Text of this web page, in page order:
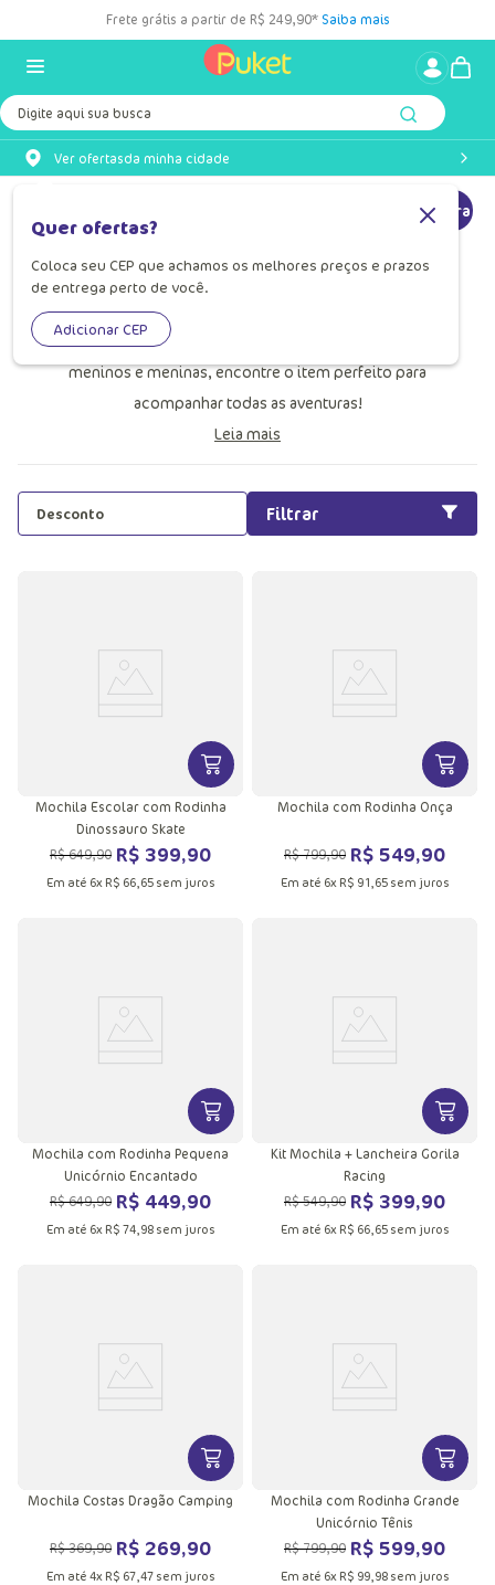
Frete grátis a partir de R$ 249,90* Saiba mais
Digite aqui sua busca
Ver ofertasda minha cidade
Quer ofertas?
Coloca seu CEP que achamos os melhores preços e prazos
de entrega perto de você.
Adicionar CEP
Lancheira
Mochila Infantil
A mochila infantil da Puket é o sucesso das crianças. Com
diversos modelos e personagens mais amados pelos
meninos e meninas, encontre o item perfeito para
acompanhar todas as aventuras!
Leia mais
Desconto Filtrar
VER MAIS INFORMAÇÕES DO
Mochila Escolar com Rodinha
Dinossauro Skate
R$649,90 R$ 399,90
Em até 6x R$ 66, 65sem juros
VER
Mochila com Rodinha Onça
R$799,90 R$ 549,90
Em até 6x R$ 91 65sem juros
VER MAIS INFORMAÇÕES DO
Mochila com Rodinha Pequena
Unicórnio Encantado
R$649,90 R$ 449,90
Em até 6x R$ 74, 98sem juros
VER
Kit Mochila + Lancheira Gorila
Racing
R$549,90 R$ 399,90
Em até 6x R$ 66, 65sem juros
VER MAIS INFORMAÇÕES DO
Mochila Costas Dragão Camping
R$369,90 R$ 269,90
Em até 4x R$ 67, 47sem juros
VER
Mochila com Rodinha Grande
Unicórnio Tênis
R$799,90 R$ 599,90
Em até 6x R$ 99, 98sem juros